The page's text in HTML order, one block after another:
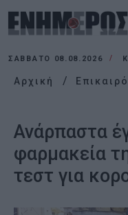
ΣΆΒΒΑΤΟ 08.08.2026
Αρχική
Ανάρπαστα
φαρμακεία
τεστ για